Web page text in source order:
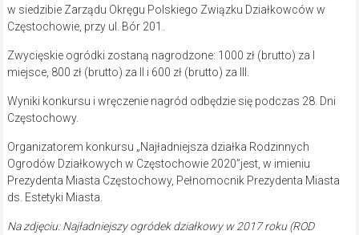
w siedzibie Zarządu Okręgu Polskiego Związku Działkowców w
Częstochowie, przy ul. Bór 201.
Zwycięskie ogródki zostaną nagrodzone: 1000 zł (brutto) za I
miejsce, 800 zł (brutto) za II i 600 zł (brutto) za III.
Wyniki konkursu i wręczenie nagród odbędzie się podczas 28. Dni
Częstochowy.
Organizatorem konkursu „Najładniejsza działka Rodzinnych
Ogrodów Działkowych w Częstochowie 2020”jest, w imieniu
Prezydenta Miasta Częstochowy, Pełnomocnik Prezydenta Miasta
ds. Estetyki Miasta.
Na zdjęciu: Najładniejszy ogródek działkowy w 2017 roku (ROD